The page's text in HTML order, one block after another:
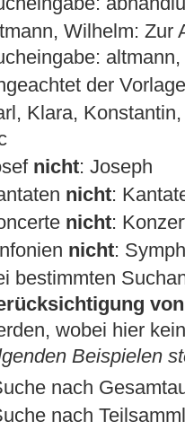
Wilhelm: Zur
der
Klara,
nicht: Joseph
nicht:
nicht:
nicht:
bestimmten
wobei hier
Beispielen
nach
nach